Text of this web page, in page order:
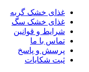
غذای خشک گربه
غذای خشک سگ
شرایط و قوانین
تماس با ما
پرسش و پاسخ
ثبت شکایات